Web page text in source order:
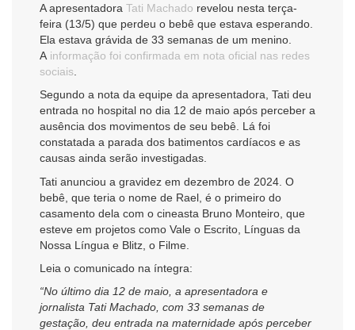
A apresentadora Tati Machado revelou nesta terça-
feira (13/5) que perdeu o bebê que estava esperando.
Ela estava grávida de 33 semanas de um menino.
A informação foi confirmada em nota oficial nas redes
sociais
Segundo a nota da equipe da apresentadora, Tati deu
entrada no hospital no dia 12 de maio após perceber a
ausência dos movimentos de seu bebê. Lá foi
constatada a parada dos batimentos cardíacos e as
causas ainda serão investigadas.
Tati anunciou a gravidez em dezembro de 2024. O
bebê, que teria o nome de Rael, é o primeiro do
casamento dela com o cineasta Bruno Monteiro, que
esteve em projetos como Vale o Escrito, Línguas da
Nossa Língua e Blitz, o Filme.
Leia o comunicado na íntegra:
“No último dia 12 de maio, a apresentadora e
jornalista Tati Machado, com 33 semanas de
gestação, deu entrada na maternidade após perceber